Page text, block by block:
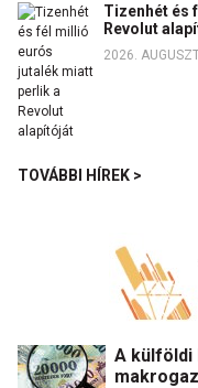
Tizenhét és
Revolut
2026.
TOVÁBBI HÍREK >
A külföldi